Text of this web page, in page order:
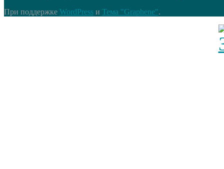
При поддержке WordPress и Тема "Graphene".